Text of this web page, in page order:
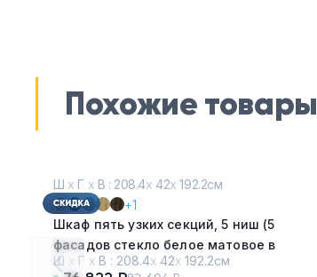
Похожие товары
Ш х Г х В : 208.4х 42х 192.2см
+1
Шкаф пять узких секций, 5 ниш (5
фасадов стекло белое матовое в
раме, 5 ниш)
Ш х Г х В : 208.4х 42х 192.2см